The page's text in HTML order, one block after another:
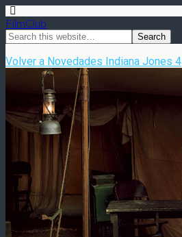
FilmClub
Volver a Novedades Indiana Jones 4